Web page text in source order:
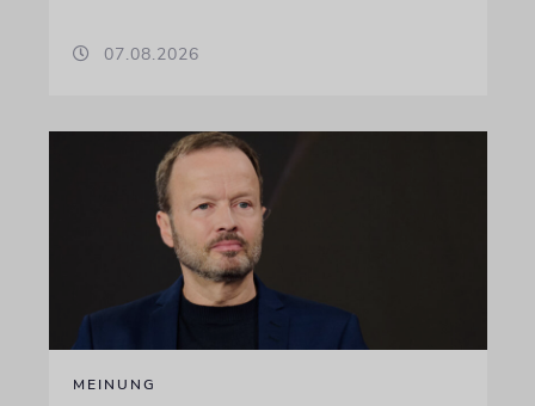
07.08.2026
MEINUNG